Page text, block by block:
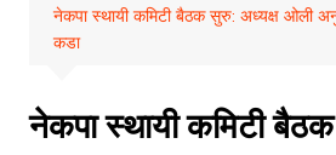
नेकपा स्थायी कमिटी बैठक सुरु: अध्यक्ष ओली
कडा
नेकपा स्थायी कमिटी